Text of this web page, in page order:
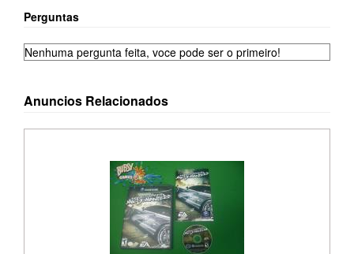
Perguntas
Nenhuma pergunta feita, voce pode ser o primeiro!
Anuncios Relacionados